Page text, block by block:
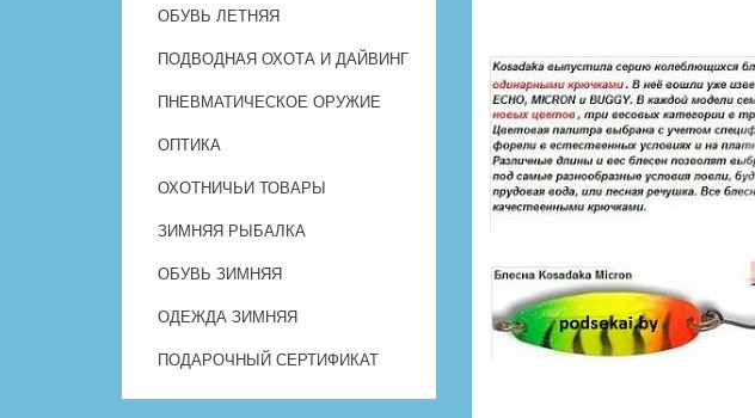
ОБУВЬ ЛЕТНЯЯ
ПОДВОДНАЯ ОХОТА И ДАЙВИНГ
ПНЕВМАТИЧЕСКОЕ ОРУЖИЕ
ОПТИКА
ОХОТНИЧЬИ ТОВАРЫ
ЗИМНЯЯ РЫБАЛКА
ОБУВЬ ЗИМНЯЯ
ОДЕЖДА ЗИМНЯЯ
ПОДАРОЧНЫЙ СЕРТИФИКАТ